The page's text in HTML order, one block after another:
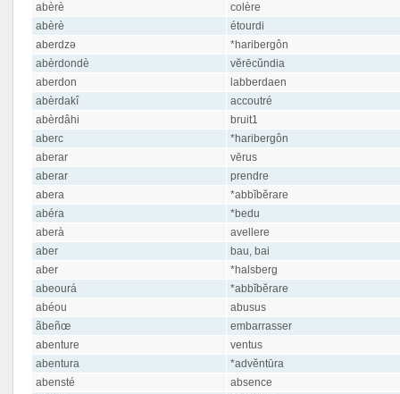
abèrè
colère
abèrè
étourdi
aberdzə
*haribergôn
abèrdondè
vĕrēcŭndia
aberdon
labberdaen
abèrdakî
accoutré
abèrdâhi
bruit1
aberc
*haribergôn
aberar
vērus
aberar
prendre
abera
*abbĭbĕrare
abéra
*bedu
aberà
avellere
aber
bau, bai
aber
*halsberg
abeourá
*abbĭbĕrare
abéou
abusus
ãbeñœ
embarrasser
abenture
ventus
abentura
*advĕntūra
abensté
absence